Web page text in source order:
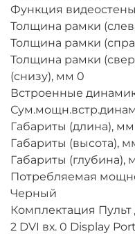
Функция
Толщина рамки
Толщина рамки
Толщина рамки
(снизу), мм 0
Встроенные
Габариты (длина), мм
Габариты (высота),
Габариты (глубина),
Потребляемая
Черный
Комплектация Пульт
2 DVI вх. 0 Display